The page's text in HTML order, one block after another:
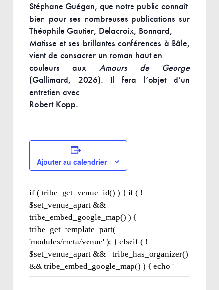
Stéphane Guégan, que notre public connaît
bien pour ses nombreuses publications sur
Théophile Gautier, Delacroix, Bonnard,
Matisse et ses brillantes conférences à Bâle,
vient de consacrer un roman haut en
couleurs aux Amours de George
(Gallimard, 2026). Il fera l’objet d’un
entretien avec
Robert Kopp.
Ajouter au calendrier
if ( tribe_get_venue_id() ) { if ( !
$set_venue_apart && !
tribe_embed_google_map() ) {
tribe_get_template_part(
'modules/meta/venue' ); } elseif ( !
$set_venue_apart && ! tribe_has_organizer()
&& tribe_embed_google_map() ) { echo '